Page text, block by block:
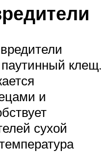
клещ.
и
сухой